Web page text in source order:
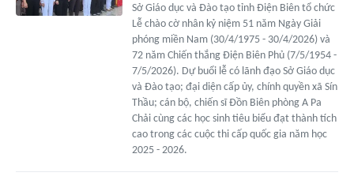
Sở Giáo dục và Đào tạo tỉnh Điện Biên tổ chức
Lễ chào cờ nhân kỷ niệm 51 năm Ngày Giải
phóng miền Nam (30/4/1975 - 30/4/2026) và
72 năm Chiến thắng Điện Biên Phủ (7/5/1954 -
7/5/2026). Dự buổi lễ có lãnh đạo Sở Giáo dục
và Đào tạo; đại diện cấp ủy, chính quyền xã Sín
Thầu; cán bộ, chiến sĩ Đồn Biên phòng A Pa
Chải cùng các học sinh tiêu biểu đạt thành tích
cao trong các cuộc thi cấp quốc gia năm học
2025 - 2026.